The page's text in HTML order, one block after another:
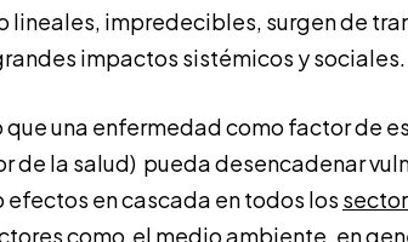
lineales, impredecibles, surgen de
impactos sistémicos y sociales.
una enfermedad como factor de
de la salud) pueda desencadenar
en cascada en todos los
como el medio ambiente, en